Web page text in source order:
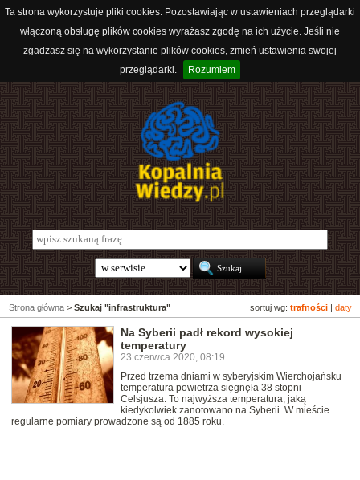
Ta strona wykorzystuje pliki cookies. Pozostawiając w ustawieniach przeglądarki
włączoną obsługę plików cookies wyrażasz zgodę na ich użycie. Jeśli nie
zgadzasz się na wykorzystanie plików cookies, zmień ustawienia swojej
przeglądarki.
Rozumiem
sortuj wg: trafności daty
Strona główna > Szukaj "infrastruktura"
Na Syberii padł rekord wysokiej
temperatury
23 czerwca 2020, 08:19
Przed trzema dniami w syberyjskim Wierchojańsku
temperatura powietrza sięgnęła 38 stopni
Celsjusza. To najwyższa temperatura, jaką
kiedykolwiek zanotowano na Syberii. W mieście
regularne pomiary prowadzone są od 1885 roku.